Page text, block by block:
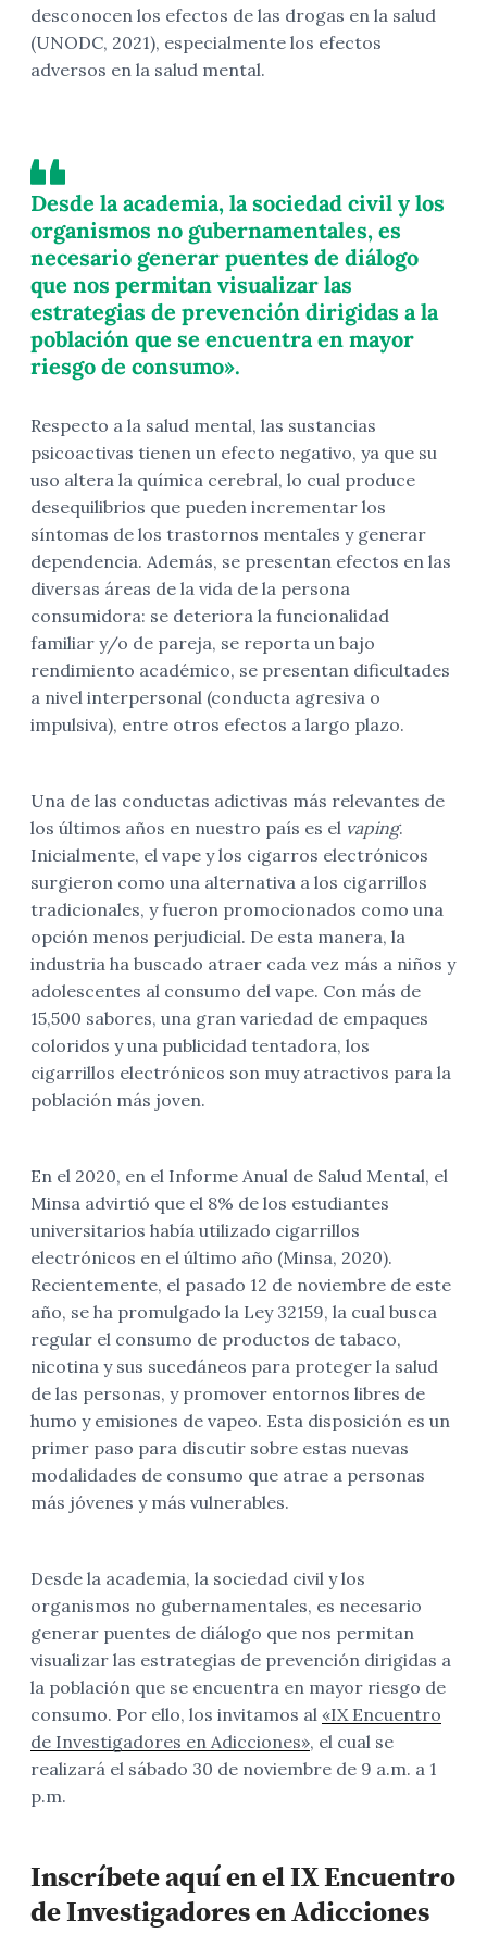
desconocen los efectos de las drogas en la salud
(UNODC, 2021), especialmente los efectos
adversos en la salud mental.
Desde la academia, la sociedad civil y los
organismos no gubernamentales, es
necesario generar puentes de diálogo
que nos permitan visualizar las
estrategias de prevención dirigidas a la
población que se encuentra en mayor
riesgo de consumo».
Respecto a la salud mental, las sustancias
psicoactivas tienen un efecto negativo, ya que su
uso altera la química cerebral, lo cual produce
desequilibrios que pueden incrementar los
síntomas de los trastornos mentales y generar
dependencia. Además, se presentan efectos en las
diversas áreas de la vida de la persona
consumidora: se deteriora la funcionalidad
familiar y/o de pareja, se reporta un bajo
rendimiento académico, se presentan dificultades
a nivel interpersonal (conducta agresiva o
impulsiva), entre otros efectos a largo plazo.
Una de las conductas adictivas más relevantes de
los últimos años en nuestro país es el vaping.
Inicialmente, el vape y los cigarros electrónicos
surgieron como una alternativa a los cigarrillos
tradicionales, y fueron promocionados como una
opción menos perjudicial. De esta manera, la
industria ha buscado atraer cada vez más a niños y
adolescentes al consumo del vape. Con más de
15,500 sabores, una gran variedad de empaques
coloridos y una publicidad tentadora, los
cigarrillos electrónicos son muy atractivos para la
población más joven.
En el 2020, en el Informe Anual de Salud Mental, el
Minsa advirtió que el 8% de los estudiantes
universitarios había utilizado cigarrillos
electrónicos en el último año (Minsa, 2020).
Recientemente, el pasado 12 de noviembre de este
año, se ha promulgado la Ley 32159, la cual busca
regular el consumo de productos de tabaco,
nicotina y sus sucedáneos para proteger la salud
de las personas, y promover entornos libres de
humo y emisiones de vapeo. Esta disposición es un
primer paso para discutir sobre estas nuevas
modalidades de consumo que atrae a personas
más jóvenes y más vulnerables.
Desde la academia, la sociedad civil y los
organismos no gubernamentales, es necesario
generar puentes de diálogo que nos permitan
visualizar las estrategias de prevención dirigidas a
la población que se encuentra en mayor riesgo de
consumo. Por ello, los invitamos al «IX Encuentro
de Investigadores en Adicciones», el cual se
realizará el sábado 30 de noviembre de 9 a.m. a 1
p.m.
Inscríbete aquí en el IX Encuentro
de Investigadores en Adicciones